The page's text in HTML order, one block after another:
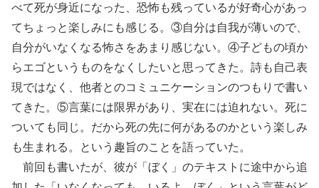
べて死が身近になった、恐怖も残っているが好奇心があっ
てちょっと楽しみにも感じる。③自分は自我が薄いので、
自分がいなくなる怖さをあまり感じない。④子どもの頃か
らエゴというものをなくしたいと思ってきた。詩も自己表
現ではなく、他者とのコミュニケーションのつもりで書い
てきた。⑤言葉には限界があり、実在には迫れない。死に
ついても同じ。だから死の先に何があるのかという楽しみ
も生まれる。という趣旨のことを語っていた。
前回も書いたが、彼が「ぼく」のテキストに途中から追